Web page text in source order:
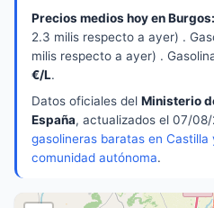
Precios medios hoy en Burgos:
2.3 milis respecto a ayer) .
milis respecto a ayer) .
€/L.
Datos oficiales del Ministerio
España, actualizados el 07/
gasolineras baratas en Castilla
comunidad autónoma.